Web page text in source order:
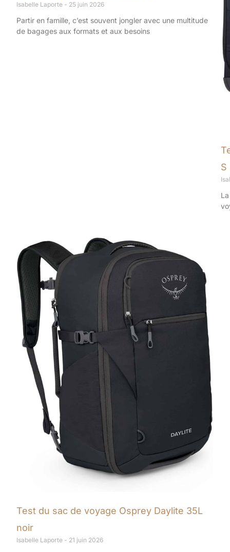
Isabelle Laporte 25 juin 2026
Partir en famille, c’est souvent jongler avec une multitude
de bagages aux formats et aux besoins
S
Test du sac de voyage Osprey Daylite 35L
noir
Isabelle Laporte 21 juin 2026